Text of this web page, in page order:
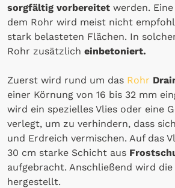
sorgfältig vorbereitet werden.
dem Rohr wird meist nicht
stark belasteten Flächen. In
Rohr zusätzlich einbetoniert.
Zuerst wird rund um das Rohr
einer Körnung von 16 bis 32 mm
wird ein spezielles Vlies oder eine
verlegt, um zu verhindern, dass
und Erdreich vermischen. Auf das
30 cm starke Schicht aus
aufgebracht. Anschließend wird
hergestellt.